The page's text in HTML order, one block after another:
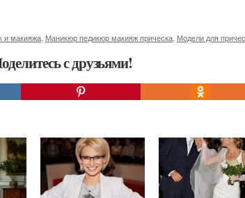
и макияжа Маникюр педикюр макияж прическа Модели для
с друзьями!